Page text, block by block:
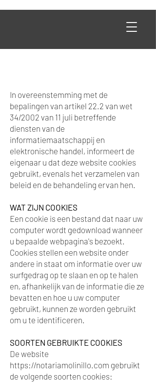
In overeenstemming met de
bepalingen van artikel 22.2 van wet
34/2002 van 11 juli betreffende
diensten van de
informatiemaatschappij en
elektronische handel, informeert de
eigenaar u dat deze website cookies
gebruikt, evenals het verzamelen van
beleid en de behandeling ervan hen.
WAT ZIJN COOKIES
Een cookie is een bestand dat naar uw
computer wordt gedownload wanneer
u bepaalde webpagina's bezoekt.
Cookies stellen een website onder
andere in staat om informatie over uw
surfgedrag op te slaan en op te halen
en, afhankelijk van de informatie die ze
bevatten en hoe u uw computer
gebruikt, kunnen ze worden gebruikt
om u te identificeren.
SOORTEN GEBRUIKTE COOKIES
De website
https://notariamolinillo.com gebruikt
de volgende soorten cookies: